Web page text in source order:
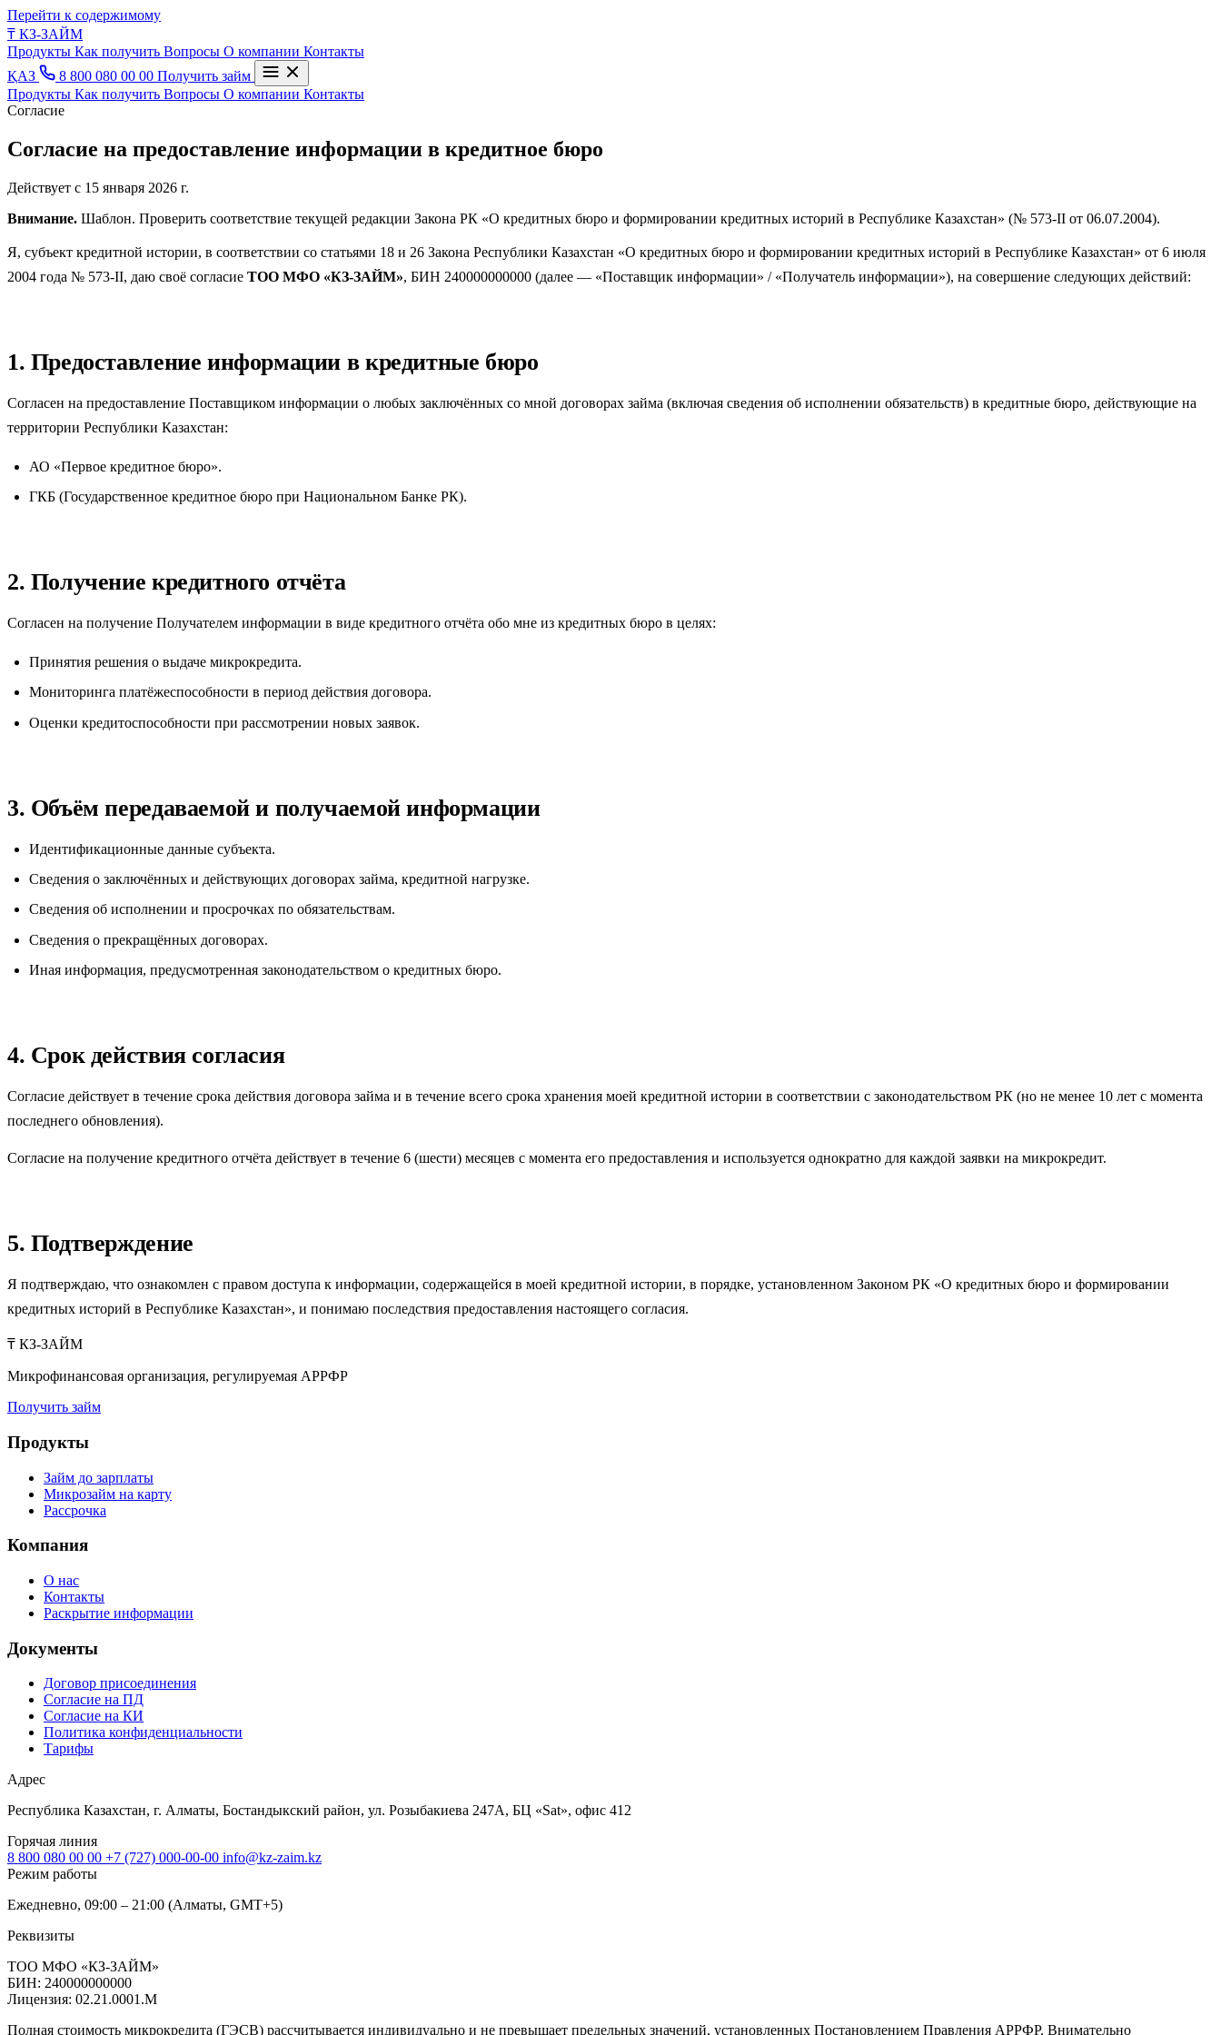
Перейти к содержимому
₸ КЗ-ЗАЙМ
Продукты Как получить Вопросы О компании Контакты
ҚАЗ
8 800 080 00 00 Получить займ
Продукты Как получить Вопросы О компании Контакты
Согласие
Согласие на предоставление информации в кредитное бюро
Действует с 15 января 2026 г.
Внимание. Шаблон. Проверить соответствие текущей редакции Закона РК «О кредитных бюро и формировании кредитных историй в Республике Казахстан» (№ 573-II от 06.07.2004).
Я, субъект кредитной истории, в соответствии со статьями 18 и 26 Закона Республики Казахстан «О кредитных бюро и формировании кредитных историй в Республике Казахстан» от 6 июля
2004 года № 573-II, даю своё согласие ТОО МФО «КЗ-ЗАЙМ», БИН 240000000000 (далее — «Поставщик информации» / «Получатель информации»), на совершение следующих действий:
1. Предоставление информации в кредитные бюро
Согласен на предоставление Поставщиком информации о любых заключённых со мной договорах займа (включая сведения об исполнении обязательств) в кредитные бюро, действующие на
территории Республики Казахстан:
АО «Первое кредитное бюро».
ГКБ (Государственное кредитное бюро при Национальном Банке РК).
2. Получение кредитного отчёта
Согласен на получение Получателем информации в виде кредитного отчёта обо мне из кредитных бюро в целях:
Принятия решения о выдаче микрокредита.
Мониторинга платёжеспособности в период действия договора.
Оценки кредитоспособности при рассмотрении новых заявок.
3. Объём передаваемой и получаемой информации
Идентификационные данные субъекта.
Сведения о заключённых и действующих договорах займа, кредитной нагрузке.
Сведения об исполнении и просрочках по обязательствам.
Сведения о прекращённых договорах.
Иная информация, предусмотренная законодательством о кредитных бюро.
4. Срок действия согласия
Согласие действует в течение срока действия договора займа и в течение всего срока хранения моей кредитной истории в соответствии с законодательством РК (но не менее 10 лет с момента
последнего обновления).
Согласие на получение кредитного отчёта действует в течение 6 (шести) месяцев с момента его предоставления и используется однократно для каждой заявки на микрокредит.
5. Подтверждение
Я подтверждаю, что ознакомлен с правом доступа к информации, содержащейся в моей кредитной истории, в порядке, установленном Законом РК «О кредитных бюро и формировании
кредитных историй в Республике Казахстан», и понимаю последствия предоставления настоящего согласия.
₸ КЗ-ЗАЙМ
Микрофинансовая организация, регулируемая АРРФР
Получить займ
Продукты
Займ до зарплаты
Микрозайм на карту
Рассрочка
Компания
О нас
Контакты
Раскрытие информации
Документы
Договор присоединения
Согласие на ПД
Согласие на КИ
Политика конфиденциальности
Тарифы
Адрес
Республика Казахстан, г. Алматы, Бостандыкский район, ул. Розыбакиева 247А, БЦ «Sat», офис 412
Горячая линия
8 800 080 00 00 +7 (727) 000-00-00 info@kz-zaim.kz
Режим работы
Ежедневно, 09:00 – 21:00 (Алматы, GMT+5)
Реквизиты
ТОО МФО «КЗ-ЗАЙМ»
БИН: 240000000000
Лицензия: 02.21.0001.M
Полная стоимость микрокредита (ГЭСВ) рассчитывается индивидуально и не превышает предельных значений, установленных Постановлением Правления АРРФР. Внимательно